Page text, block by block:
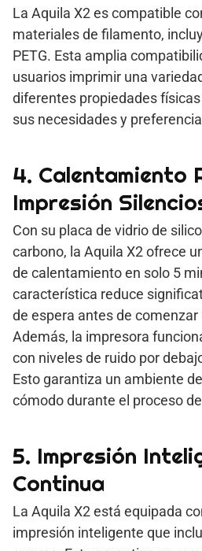
La Aquila X2 es compatible
materiales de filamento,
PETG. Esta amplia
usuarios imprimir una
diferentes propiedades
sus necesidades y
4. Calentamiento
Impresión
Con su placa de vidrio de
carbono, la Aquila X2 ofrece
de calentamiento en solo 5
característica reduce
de espera antes de
Además, la impresora
con niveles de ruido por
Esto garantiza un ambiente
cómodo durante el proceso
5. Impresión
Continua
La Aquila X2 está equipada
impresión inteligente que